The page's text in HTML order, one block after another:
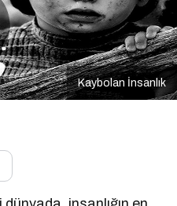
Kaybolan İnsanlık